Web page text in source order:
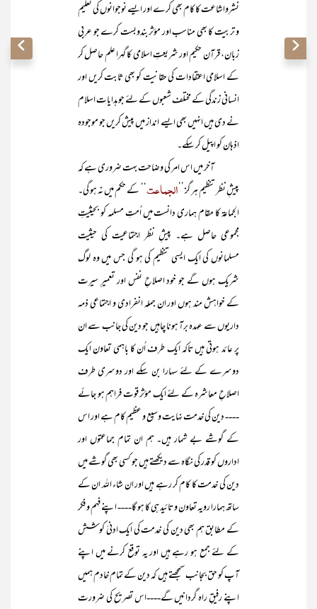
نشرواشاعت کا کام بھی کرے اور ایسے نوجوانوں کی تعلیم
و تربیت کا بھی مناسب اور مؤثر بندوبست کرے جو عربی
زبان، قرآن حکیم اور شریعتِ اسلامی کا گہرا علم حاصل کر
کے اسلامی اعتقادات کی حقانیت کو بھی ثابت کریں اور
انسانی زندگی کے مختلف شعبوں کے لئے جو ہدایات اسلام
نے دی ہیں انہیں بھی ایسے انداز میں پیش کریں جو موجودہ
اذہان کو اپیل کر سکے۔
آخر میں اس امر کی وضاحت بہت ضروری ہے کہ
پیشِ نظر تنظیم ہر گز ’’ الجماعت ‘‘ کے حکم میں نہ ہو گی۔
الجماعۃ کا مقام ہماری دانست میں اُمتِ مسلمہ کو بحیثیتِ
مجموعی حاصل ہے۔ پیشِ نظر اجتماعیت کی حیثیت
مسلمانوں کی ایک ایسی تنظیم کی ہو گی جس میں وہ لوگ
شریک ہوں گے جو خود اصلاحِ نفس اور تعمیرِ سیرت
کے خواہش مند ہوں اور ان جملہ انفرادی و اجتماعی ذمہ
داریوں سے عہدہ برآ ہونا چاہیں جو دین کی جانب سے ان
پر عائد ہوتی ہیں تاکہ ایک طرف اُن کا باہمی تعاون ایک
دوسرے کے لئے سہارا بن سکے اور دوسری طرف
اصلاحِ معاشرہ کے لئے ایک مؤثر قوت فراہم ہو جائے
---- دین کی خدمت نہایت وسیع و عظیم کام ہے اور اس
کے گوشے بے شمار ہیں۔ ہم ان تمام جماعتوں اور
اداروں کو قدر کی نگاہ سے دیکھتے ہیں جو کسی بھی گوشے میں
دین کی خدمت کا کام کر رہے ہیں اور ان شاء اللہ ان کے
ساتھ ہمارا رویہ تعاون و تائید ہی کا ہو گا---- اپنے فہم و فکر
کے مطابق ہم بھی دین کی خدمت کی ایک ادنیٰ کوشش
کے لئے جمع ہو رہے ہیں اور یہ توقع کرنے میں اپنے
آپ کو حق بجانب سمجھتے ہیں کہ دین کے تمام خادم ہمیں
اپنے رفیقِ راہ گردانیں گے----اس تصریح کی ضرورت